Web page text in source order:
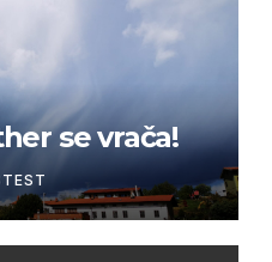
se vrača!